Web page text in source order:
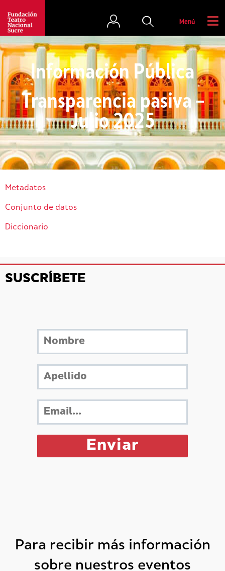
Menú
Información Pública
Transparencia pasiva –
Julio 2025
Metadatos
Conjunto de datos
Diccionario
SUSCRÍBETE
Para recibir más información
sobre nuestros eventos